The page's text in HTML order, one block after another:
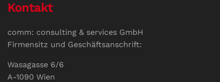
Kontakt
comm: consulting & services GmbH
Firmensitz und Geschäftsanschrift:
Wasagasse 6/6
A-1090 Wien